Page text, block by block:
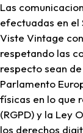
Las
efectuadas en el
Viste Vintage
respetando las
respecto sean
Parlamento
físicas en lo que
(RGPD) y la Ley
los derechos